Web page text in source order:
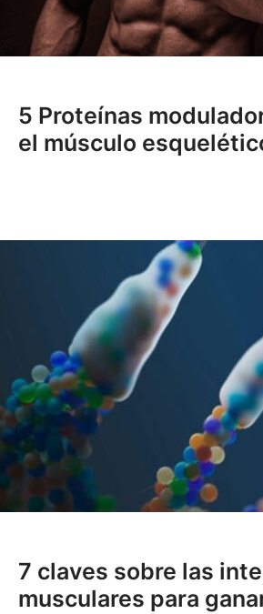
5 Proteínas
el músculo
7 claves sobre las
musculares para